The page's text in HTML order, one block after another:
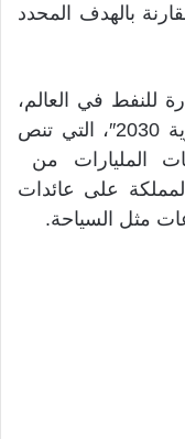
بالهدف المحدد
للنفط في ​العالم،
منتصف الطريق ​في ⁠تنفيذ خطة “رؤية 2030″، التي تنص
المليارات من
على عائدات
مثل ​السياحة.